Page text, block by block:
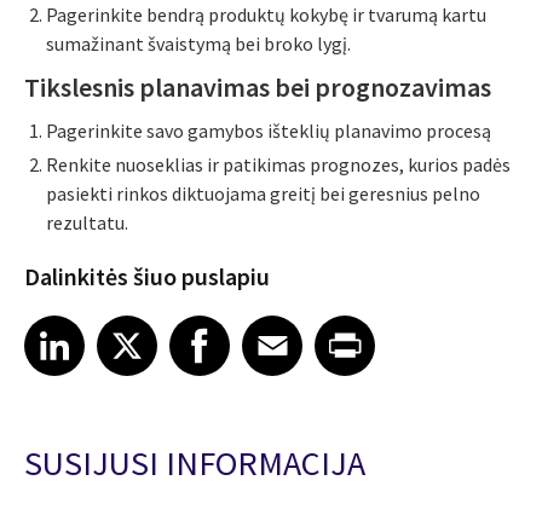
Pagerinkite bendrą produktų kokybę ir tvarumą kartu
sumažinant švaistymą bei broko lygį.
Tikslesnis planavimas bei prognozavimas
Pagerinkite savo gamybos išteklių planavimo procesą
Renkite nuoseklias ir patikimas prognozes, kurios padės
pasiekti rinkos diktuojama greitį bei geresnius pelno
rezultatu.
Dalinkitės šiuo puslapiu
Share article on LinkedIn
LinkedIn
Share article on XShare article on Facebook
Facebook
Share article on Email
EmailShare article on Print
SUSIJUSI INFORMACIJA